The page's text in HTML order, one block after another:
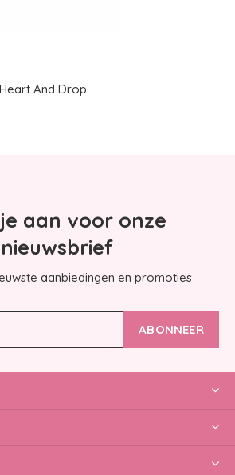
And Drop
aan voor onze
nieuwsbrief
aanbiedingen en promoties
ABONNEER